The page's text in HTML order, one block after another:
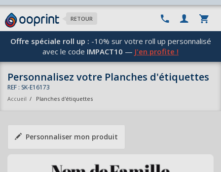
RETOUR
Offre spéciale roll up : -10% sur votre roll up personnalisé
avec le code IMPACT10 — J'en profite !
Personnalisez votre Planches d'étiquettes
REF : SK-E16173
Accueil / Planches d'étiquettes
Personnaliser mon produit